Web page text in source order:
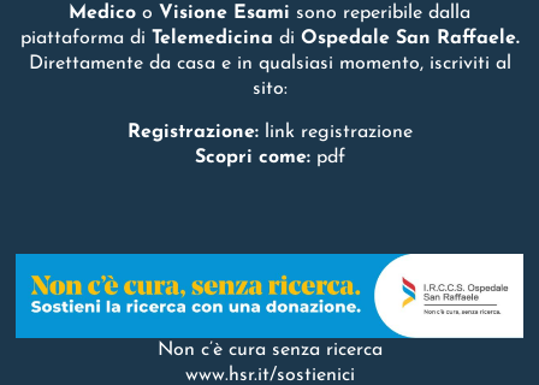
Medico o Visione Esami sono reperibile dalla
piattaforma di Telemedicina di Ospedale San Raffaele.
Direttamente da casa e in qualsiasi momento, iscriviti al
sito:
Registrazione:
link registrazione
Scopri come: pdf
Non c’è cura senza ricerca
www.hsr.it/sostienici